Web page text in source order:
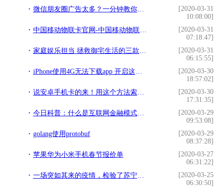
微信朋友圈广告太多？一分钟教你全部关闭，还你一片清净
[2020-03-31
10:08:00]
中国移动物联卡官网-中国移动物联网卡是什么卡？
[2020-03-31
07:18:47]
家庭娱乐担当 拯救御宅生活的三款大屏电视推荐
[2020-03-31
06:15:55]
iPhone使用4G无法下载app 开启这个功能 超过200M也能快速下载
[2020-03-30
18:57:02]
说安卓手机卡的来！用这个方法索尼手机续航流畅度提升20%以上
[2020-03-30
17:31:35]
今日科普：什么是互联网金融模式。你了解每天都用的互联网吗？
[2020-03-29
09:53:08]
golang使用protobuf
[2020-03-29
08:37:28]
苹果华为小米手机春节报价单
[2020-03-27
06:31:22]
一场突如其来的疫情，检验了苏宁易购三大核心能力
[2020-03-25
06:30:50]